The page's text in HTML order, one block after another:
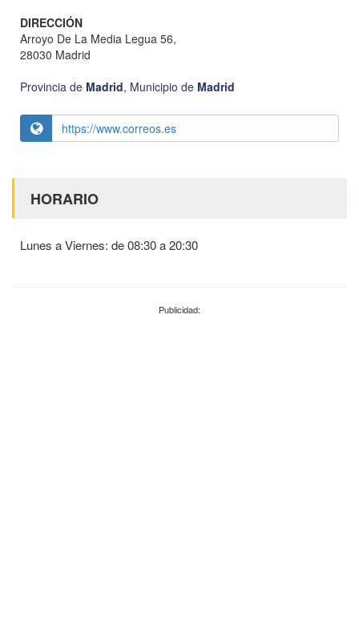
DIRECCIÓN
Arroyo De La Media Legua 56,
28030 Madrid
Provincia de Madrid, Municipio de Madrid
https://www.correos.es
HORARIO
Lunes a Viernes: de 08:30 a 20:30
Publicidad: